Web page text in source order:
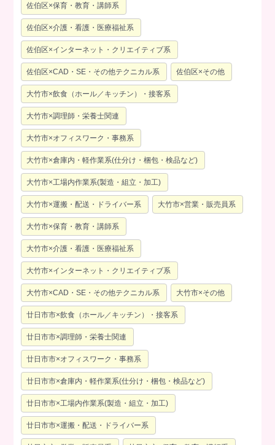
佐伯区×保育・教育・講師系
佐伯区×介護・看護・医療福祉系
佐伯区×インターネット・クリエイティブ系
佐伯区×CAD・SE・その他テクニカル系 佐伯区×その他
大竹市×飲食（ホール／キッチン）・接客系
大竹市×調理師・栄養士関連
大竹市×オフィスワーク・事務系
大竹市×倉庫内・軽作業系(仕分け・梱包・検品など)
大竹市×工場内作業系(製造・組立・加工)
大竹市×運搬・配送・ドライバー系 大竹市×営業・販売員系
大竹市×保育・教育・講師系
大竹市×介護・看護・医療福祉系
大竹市×インターネット・クリエイティブ系
大竹市×CAD・SE・その他テクニカル系 大竹市×その他
廿日市市×飲食（ホール／キッチン）・接客系
廿日市市×調理師・栄養士関連
廿日市市×オフィスワーク・事務系
廿日市市×倉庫内・軽作業系(仕分け・梱包・検品など)
廿日市市×工場内作業系(製造・組立・加工)
廿日市市×運搬・配送・ドライバー系